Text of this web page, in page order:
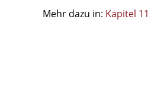
Mehr dazu in: Kapitel 11